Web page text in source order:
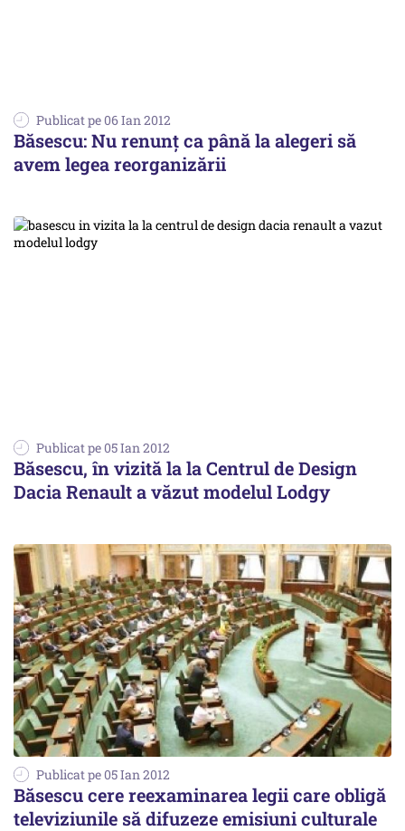
Publicat pe 06 Ian 2012
Băsescu: Nu renunţ ca până la alegeri să
avem legea reorganizării
Publicat pe 05 Ian 2012
Băsescu, în vizită la la Centrul de Design
Dacia Renault a văzut modelul Lodgy
Publicat pe 05 Ian 2012
Băsescu cere reexaminarea legii care obligă
televiziunile să difuzeze emisiuni culturale